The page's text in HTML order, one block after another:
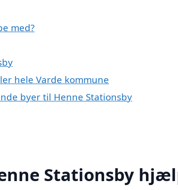
med?
hele Varde kommune
byer til Henne Stationsby
Stationsby